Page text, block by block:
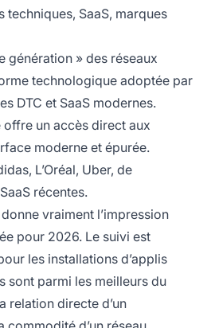
techniques, SaaS, marques
génération » des réseaux
technologique adoptée par
DTC et SaaS modernes.
un accès direct aux
moderne et épurée.
L’Oréal, Uber, de
récentes.
vraiment l’impression
pour 2026. Le suivi est
les installations d’applis
sont parmi les meilleurs du
relation directe d’un